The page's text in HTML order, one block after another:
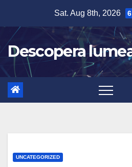
content
Sat. Aug 8th, 2026
Descopera
UNCATEGORIZED